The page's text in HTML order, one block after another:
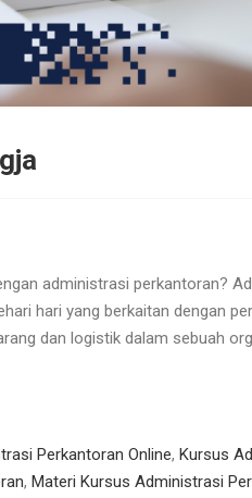
administrasi perkantoran?
hari yang berkaitan dengan
dan logistik dalam sebuah
Perkantoran Online, Kursus
, Materi Kursus Administrasi